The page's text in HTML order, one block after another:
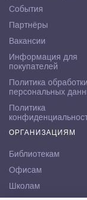
События
Партнёры
Вакансии
Информация для
покупателей
Политика обработки
персональных
Политика
ОРГАНИЗАЦИЯМ
Библиотекам
Офисам
Школам